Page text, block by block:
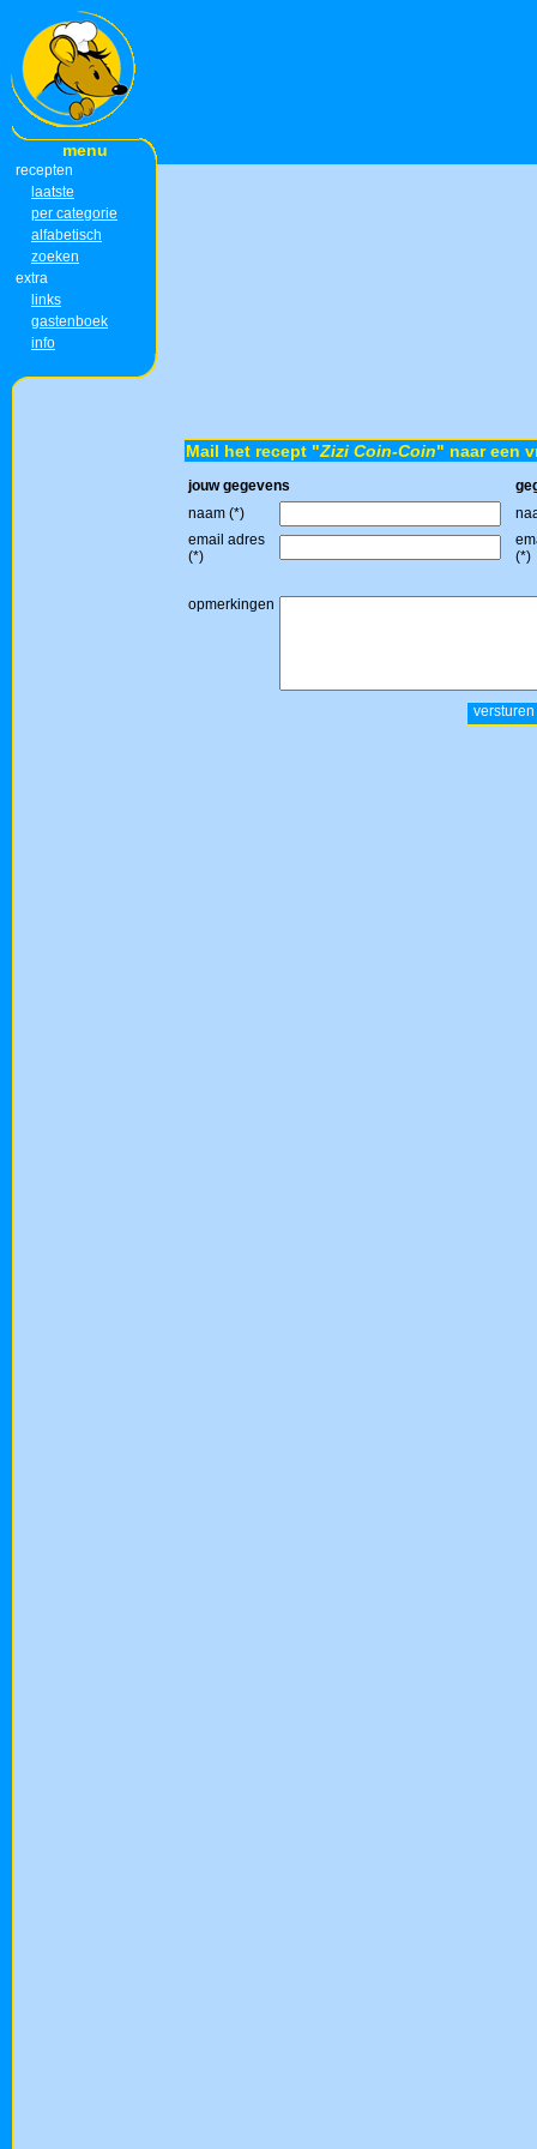
menu
recepten
laatste
per categorie
alfabetisch
zoeken
extra
links
gastenboek
info
Mail het recept "Zizi Coin-Coin" naar een
jouw gegevens
naam (*)
email adres
(*)
(*)
opmerkingen